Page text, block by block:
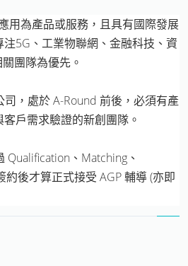
用為產品或服務，且具有國際發展
5G、工業物聯網、金融科技、資
團隊為優先。
，處於 A-Round 前後，必須有產
戶需求驗證的新創團隊。
Qualification、Matching、
後才算正式接受 AGP 輔導 (亦即